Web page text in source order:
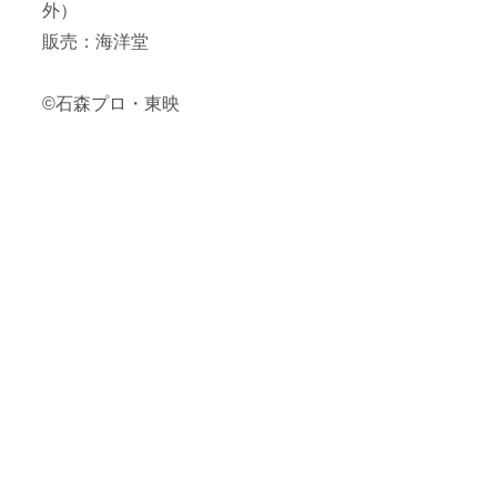
外）
販売：海洋堂
©石森プロ・東映